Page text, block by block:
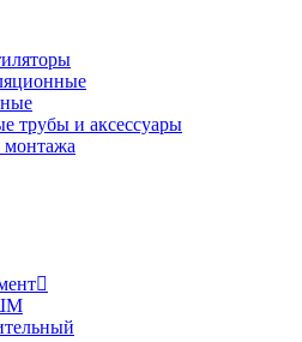
трубы и аксессуары